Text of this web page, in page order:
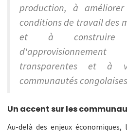
production, à
conditions de travail des
et à construire
transparentes et à
communautés
Un accent sur les
Au-delà des enjeux